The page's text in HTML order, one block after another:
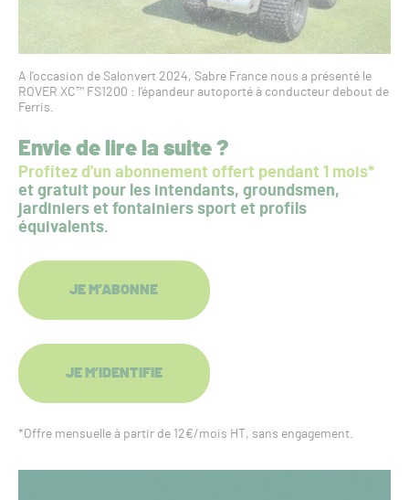
A l’occasion de Salonvert 2024, Sabre France nous a présenté le
ROVER XC™ FS1200 : l’épandeur autoporté à conducteur debout de
Ferris.
Envie de lire la suite ?
Profitez d'un abonnement offert pendant 1 mois*
et gratuit pour les intendants, groundsmen,
jardiniers et fontainiers sport et profils
équivalents.
JE M’ABONNE
JE M’IDENTIFIE
*Offre mensuelle à partir de 12€/mois HT, sans engagement.